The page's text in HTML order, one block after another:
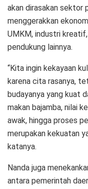
akan dirasakan sektor
menggerakkan
UMKM, industri
pendukung lainnya.
“Kita ingin kekayaan
karena cita rasanya,
budayanya yang kuat
makan bajamba, nilai
awak, hingga proses
merupakan kekuatan
katanya.
Nanda juga
antara pemerintah